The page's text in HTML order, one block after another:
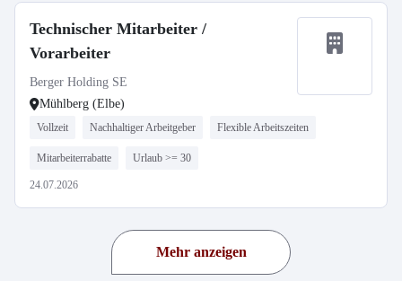
Technischer Mitarbeiter /
Vorarbeiter
Berger Holding SE
Mühlberg (Elbe)
Vollzeit Nachhaltiger Arbeitgeber Flexible Arbeitszeiten
Mitarbeiterrabatte Urlaub >= 30
24.07.2026
Mehr anzeigen